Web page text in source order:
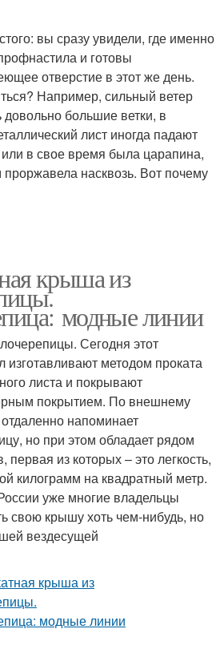
вы сразу увидели, где именно
и готовы
отверстие в этот же день.
Например, сильный ветер
большие ветки, в
лист иногда падают
в свое время была царапина,
насквозь. Вот почему
крыша из
модные линии
Сегодня этот
изготавливают методом проката
листа и покрывают
покрытием. По внешнему
напоминает
но при этом обладает рядом
из которых – это легкость,
килограмм на квадратный метр.
уже многие владельцы
свою крышу хоть чем-нибудь, но
вездесущей